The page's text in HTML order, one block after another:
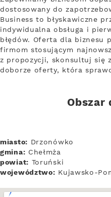
dostosowany do
Business to błyskawiczne
indywidualna obsługa i
błędów. Oferta dla biznesu
firmom stosującym
z propozycji, skonsultuj się
doborze oferty, która
Obszar
miasto: Drzonówko
gmina: Chełmża
powiat: Toruński
województwo: Kujawsko-